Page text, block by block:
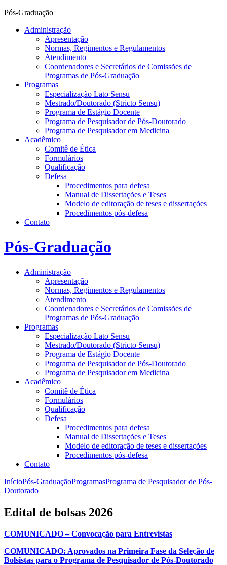
Pós-Graduação
Administração
Apresentação
Normas, Regimentos e Regulamentos
Atendimento
Coordenadores e Secretários de Comissões de
Programas de Pós-Graduação
Programas
Especialização Lato Sensu
Mestrado/Doutorado (Stricto Sensu)
Programa de Estágio Docente
Programa de Pesquisador de Pós-Doutorado
Programa de Pesquisador em Medicina
Acadêmico
Comitê de Ética
Formulários
Qualificação
Defesa
Procedimentos para defesa
Manual de Dissertações e Teses
Modelo de editoração de teses e dissertações
Procedimentos pós-defesa
Contato
Pós-Graduação
Administração
Apresentação
Normas, Regimentos e Regulamentos
Atendimento
Coordenadores e Secretários de Comissões de
Programas de Pós-Graduação
Programas
Especialização Lato Sensu
Mestrado/Doutorado (Stricto Sensu)
Programa de Estágio Docente
Programa de Pesquisador de Pós-Doutorado
Programa de Pesquisador em Medicina
Acadêmico
Comitê de Ética
Formulários
Qualificação
Defesa
Procedimentos para defesa
Manual de Dissertações e Teses
Modelo de editoração de teses e dissertações
Procedimentos pós-defesa
Contato
InícioPós-GraduaçãoProgramasPrograma de Pesquisador de Pós-
Doutorado
Edital de bolsas 2026
COMUNICADO – Convocação para Entrevistas
COMUNICADO: Aprovados na Primeira Fase da Seleção de
Bolsistas para o Programa de Pesquisador de Pós-Doutorado